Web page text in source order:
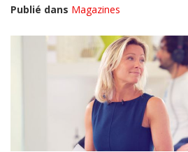
Publié dans Magazines